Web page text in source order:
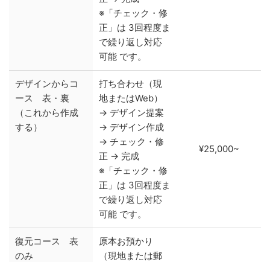
※「チェック・修
正」は 3回程度ま
で繰り返し対応
可能 です。
デザインからコ
ース 表・裏
（これから作成
する）
打ち合わせ（現
地またはWeb）
→ デザイン提案
→ デザイン作成
→ チェック・修
正 → 完成
※「チェック・修
正」は 3回程度ま
で繰り返し対応
可能 です。
¥25,000~
復元コース 表
のみ
原本お預かり
（現地または郵